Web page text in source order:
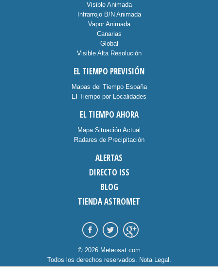
Visible Animada
Infrarrojo B/N Animada
Vapor Animada
Canarias
Global
Visible Alta Resolución
EL TIEMPO PREVISIÓN
Mapas del Tiempo España
El Tiempo por Localidades
EL TIEMPO AHORA
Mapa Situación Actual
Radares de Precipitación
ALERTAS
DIRECTO ISS
BLOG
TIENDA ASTROMET
© 2026 Meteosat.com
Todos los derechos reservados. Nota Legal .